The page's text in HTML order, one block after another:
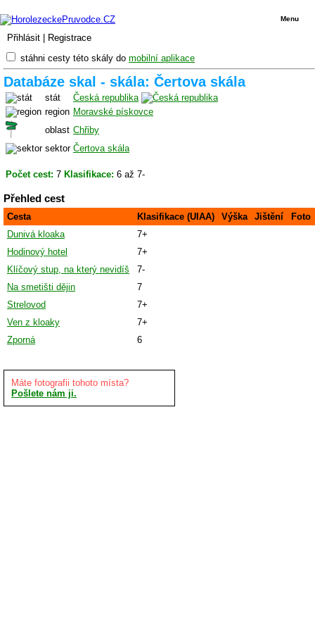
Přihlásit Registrace
Menu
stáhni cesty této skály do mobilní aplikace
Databáze skal - skála: Čertova skála
stát
Česká republika
region Moravské pískovce
oblast Chřiby
sektor Čertova skála
Počet cest: 7 Klasifikace: 6 až 7-
Přehled cest
Cesta Klasifikace (UIAA) Výška Jištění
Foto
Dunivá kloaka
7+
Hodinový hotel
7+
Klíčový stup, na který nevidíš
7-
Na smetišti dějin
7
Strelovod
7+
Ven z kloaky
7+
Zporná
6
Máte fotografii tohoto místa?
Pošlete nám ji.